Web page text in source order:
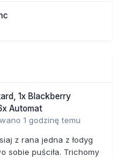
1x Blackberry
Automat
1 godzinę temu
z rana jedna z łodyg
sobie puściła. Trichomy